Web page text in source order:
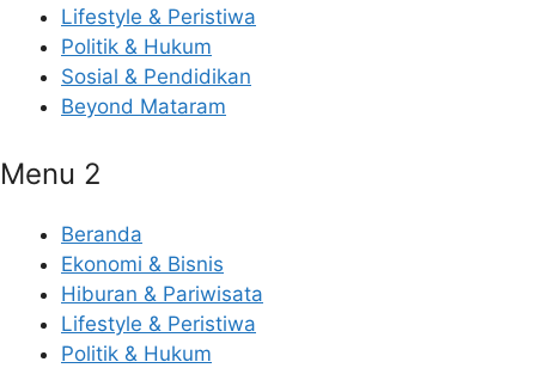
Lifestyle & Peristiwa
Politik & Hukum
Sosial & Pendidikan
Beyond Mataram
Menu 2
Beranda
Ekonomi & Bisnis
Hiburan & Pariwisata
Lifestyle & Peristiwa
Politik & Hukum